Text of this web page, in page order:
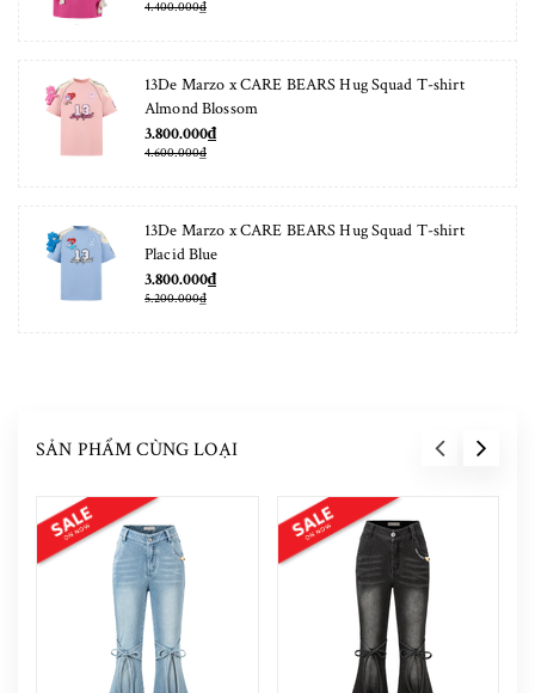
4.400.000₫
13De Marzo x CARE BEARS Hug Squad T-shirt
Almond Blossom
3.800.000₫
4.600.000₫
13De Marzo x CARE BEARS Hug Squad T-shirt
Placid Blue
3.800.000₫
5.200.000₫
SẢN PHẨM CÙNG LOẠI